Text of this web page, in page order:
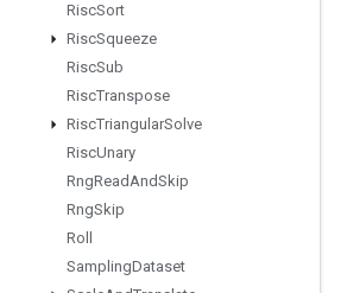
RiscSort
RiscSqueeze
RiscSub
RiscTranspose
RiscTriangularSolve
RiscUnary
RngReadAndSkip
RngSkip
Roll
SamplingDataset